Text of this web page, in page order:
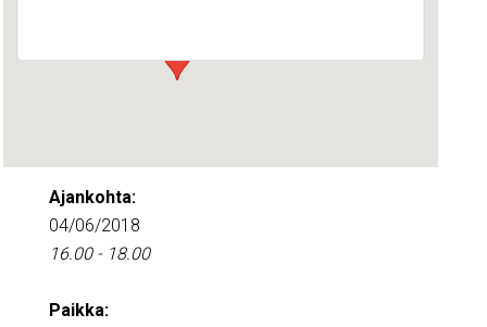
Ajankohta:
04/06/2018
16.00 - 18.00
Paikka: